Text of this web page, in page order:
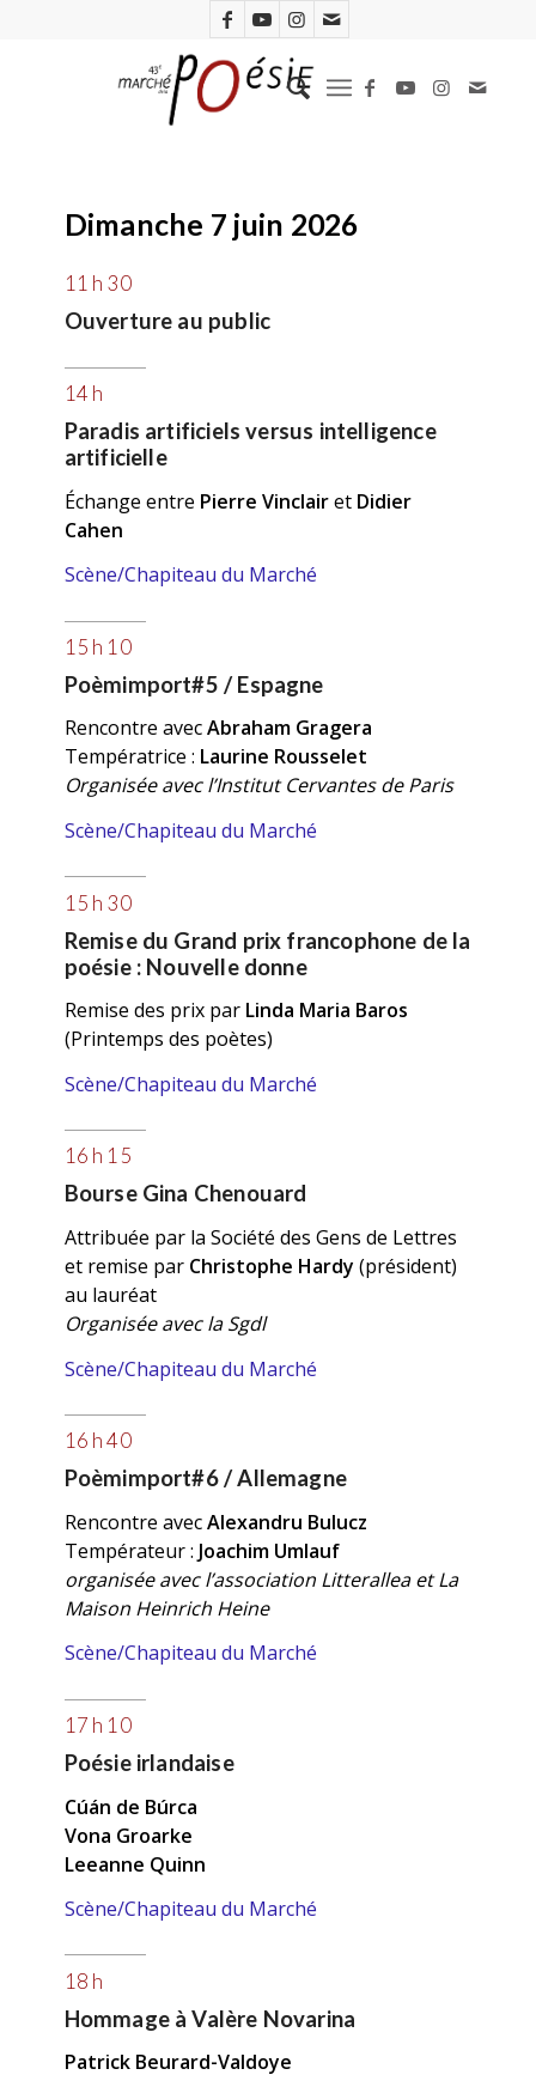
Dimanche 7 juin 2026
11 h 30
Ouverture au public
14 h
Paradis artificiels versus intelligence
artificielle
Échange entre Pierre Vinclairet Didier
Cahen
Scène/Chapiteau du Marché
15 h 10
Poèmimport#5 / Espagne
Rencontre avecAbraham Gragera
Températrice : Laurine Rousselet
Organisée avec l’Institut Cervantes de Paris
Scène/Chapiteau du Marché
15 h 30
Remise du Grand prix francophone de la
poésie : Nouvelle donne
Remise des prix par Linda Maria Baros
(Printemps des poètes)
Scène/Chapiteau du Marché
16 h 15
Bourse Gina Chenouard
Attribuée par la Société des Gens de Lettres
et remise par Christophe Hardy (président)
au lauréat
Organisée avec la Sgdl
Scène/Chapiteau du Marché
16 h 40
Poèmimport#6 / Allemagne
Rencontre avecAlexandru Bulucz
Températeur : Joachim Umlauf
organisée avec l’association Litterallea et La
Maison Heinrich Heine
Scène/Chapiteau du Marché
17 h 10
Poésie irlandaise
Cúán de Búrca
Vona Groarke
Leeanne Quinn
Scène/Chapiteau du Marché
18 h
Hommage à Valère Novarina
Patrick Beurard-Valdoye